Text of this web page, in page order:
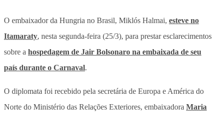
O embaixador da Hungria no Brasil, Miklós Halmai, esteve no
Itamaraty, nesta segunda-feira (25/3), para prestar esclarecimentos
sobre a hospedagem de Jair Bolsonaro na embaixada de seu
país durante o Carnaval.
O diplomata foi recebido pela secretária de Europa e América do
Norte do Ministério das Relações Exteriores, embaixadora Maria